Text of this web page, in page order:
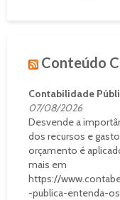
Conteúdo
Contabilidade
07/08/2026
Desvende a
dos recursos e
orçamento é
mais em
https://
-publica-entenda-